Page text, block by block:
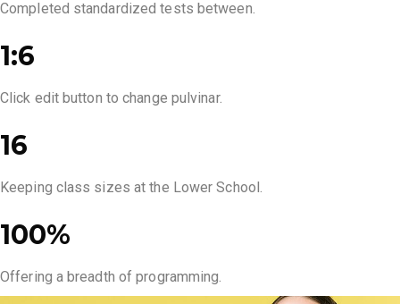
Completed standardized tests between.
1:6
Click edit button to change pulvinar.
16
Keeping class sizes at the Lower School.
100%
Offering a breadth of programming.